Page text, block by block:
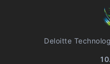
Deloitte